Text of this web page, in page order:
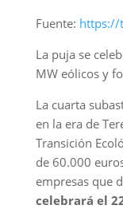
Fuente: https://
La puja se
MW eólicos y
La cuarta
en la era de
Transición
de 60.000
empresas que
celebrará el